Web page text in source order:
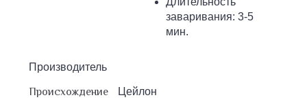
заваривания: 3-5
мин.
Производитель
Происхождение Цейлон